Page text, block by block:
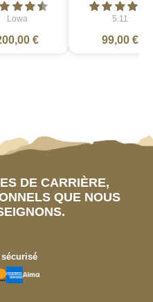
Lowa
€
5.11
99,00 €
DE CARRIÈRE,
QUE NOUS
sécurisé